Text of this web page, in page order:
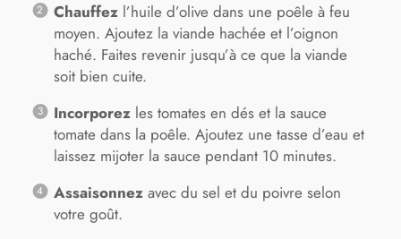
Chauffezl’huile d’olive dans une poêle à feu
moyen. Ajoutez la viande hachée et l’oignon
haché. Faites revenir jusqu’à ce que la viande
soit bien cuite.
Incorporezles tomates en dés et la sauce
tomate dans la poêle. Ajoutez une tasse d’eau et
laissez mijoter la sauce pendant 10 minutes.
Assaisonnezavec du sel et du poivre selon
votre goût.